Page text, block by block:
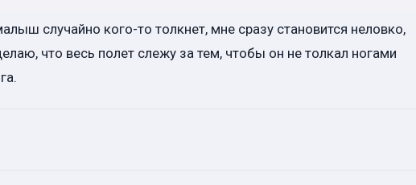
случайно кого-то толкнет, мне сразу становится неловко,
что весь полет слежу за тем, чтобы он не толкал ногами